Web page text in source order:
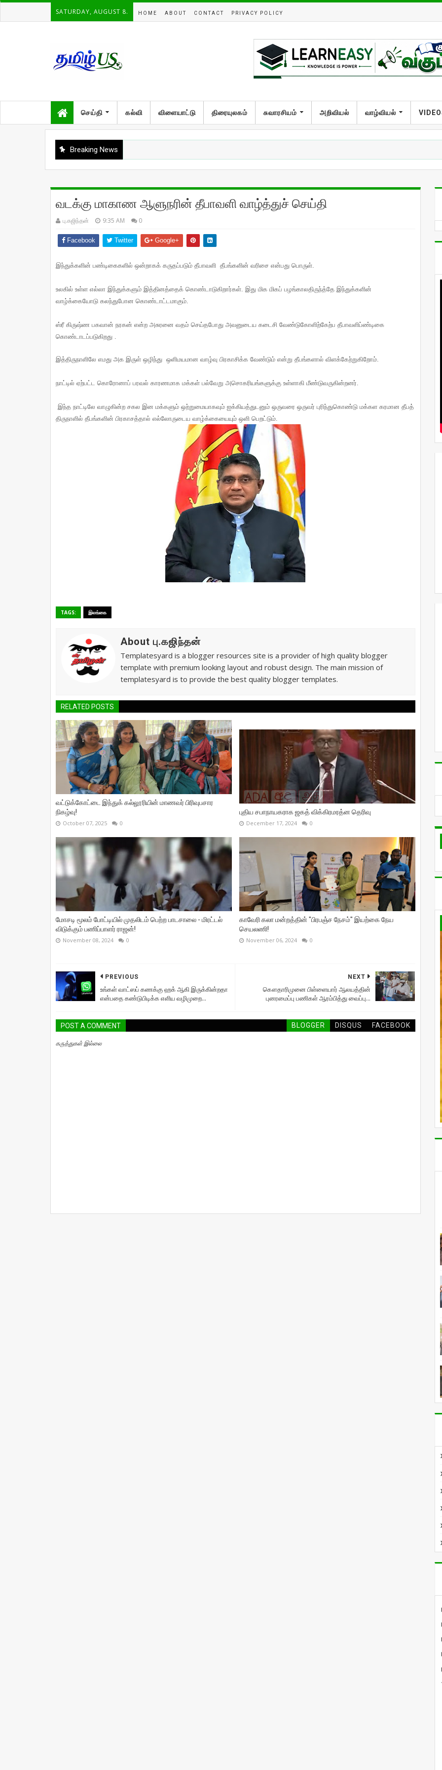
SATURDAY, AUGUST 8. HOME ABOUT CONTACT PRIVACY POLICY
செய்தி கல்வி விளையாட்டு திரையுலகம் சுவாரசியம் அறிவியல் வாழ்வியல்
Breaking News
வடக்கு மாகாண ஆளுநரின் தீபாவளி வாழ்த்துச் செய்தி
பு.கஜிந்தன் 9:35 AM 0
Facebook Twitter Google+
இந்துக்களின் பண்டிகைகளில் ஒன்றாகக் கருதப்படும் தீபாவளி தீபங்களின் வரிசை என்பது பொருள்.
உலகில் உள்ள எல்லா இந்துக்களும் இத்தினத்தைக் கொண்டாடுகிறார்கள். இது மிக மிகப் பழங்காலதிருந்த்தே இந்துக்களின்
வாழ்க்கையோடு கலந்துபோன கொண்டாட்டமாகும்.
ஸ்ரீ கிருஷ்ண பகவான் நரகன் என்ற அசுரனை வதம் செய்தபோது அவனுடைய கடைசி வேண்டுகோளிற்கேற்ப தீபாவளிப்ண்டிகை
கொண்டாடப்படுகிறது .
இத்திருநாளிலே எமது அக இருள் ஒழிந்து ஒளிமயமான வாழ்வு பிரகாசிக்க வேண்டும் என்று தீபங்களால் விளக்கேற்றுகிறோம்.
நாட்டில் ஏற்பட்ட கொரோனாப் பரவல் காரணமாக மக்கள் பல்வேறு அசொகரியங்களுக்கு உள்ளாகி மீண்டுவருகின்றனர்.
இந்த நாட்டிலே வாழுகின்ற சகல இன மக்களும் ஒற்றுமையாகவும் ஐக்கியத்துடனும் ஒருவரை ஒருவர் புரிந்துகொண்டு மக்கள கரமான தீபத்
திருநாளில் தீபங்களின் பிரகாசத்தால் எல்லோருடைய வாழ்க்கையையும் ஒளி பெறட்டும்.
TAGS: இலங்கை
About பு.கஜிந்தன்
Templatesyard is a blogger resources site is a provider of high quality blogger
template with premium looking layout and robust design. The main mission of
templatesyard is to provide the best quality blogger templates.
RELATED POSTS
வட்டுக்கோட்டை இந்துக் கல்லூரியின் மாணவர் பிரிவுபசார
நிகழ்வு!
October 07, 2025 0
புதிய சபாநாயகராக ஜகத் விக்கிரமரத்ன தெரிவு
December 17, 2024 0
மோசடி மூலம் போட்டியில் முதலிடம் பெற்ற பாடசாலை - மிரட்டல்
விடுக்கும் பணிப்பாளர் ராஜன்!
November 08, 2024 0
காவேரி கலா மன்றத்தின் "பிரபஞ்ச நேசம்" இயற்கை நேய
செயலணி!
November 06, 2024 0
NEXT
கௌதாரிமுனை பிள்ளையார் ஆலயத்தின்
புனரமைப்பு பணிகள் ஆரம்பித்து வைப்பு...
PREVIOUS
உங்கள் வாட்ஸப் கணக்கு ஹக் ஆகி இருக்கின்றதா
என்பதை கண்டுபிடிக்க எளிய வழிமுறை...
POST A COMMENT BLOGGER DISQUS FACEBOOK
கருத்துகள் இல்லை